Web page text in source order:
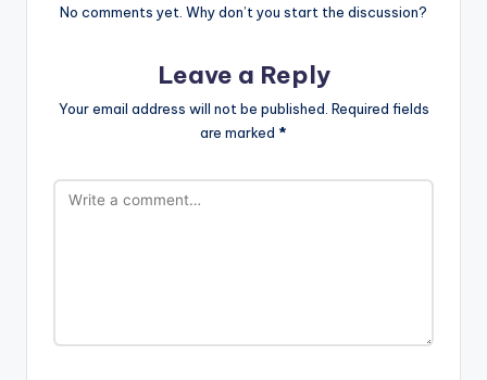
No comments yet. Why don’t you start the discussion?
Leave a Reply
Your email address will not be published. Required fields
are marked *